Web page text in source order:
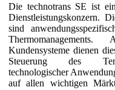
Die technotrans SE ist
Dienstleistungskonzern.
sind
Kundensysteme dienen
Steuerung des
technologischer
auf allen wichtigen